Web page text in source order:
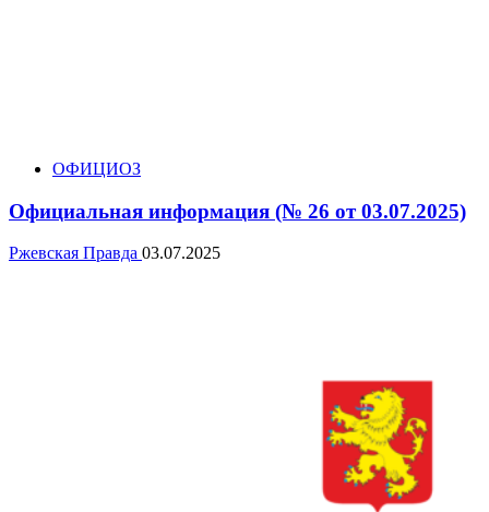
ОФИЦИОЗ
Официальная информация (№ 26 от 03.07.2025)
Ржевская Правда 03.07.2025